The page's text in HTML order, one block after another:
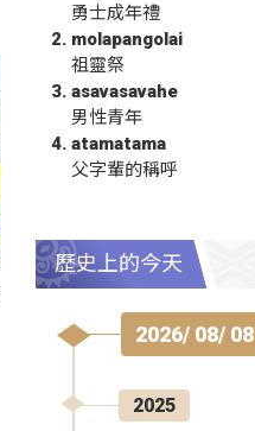
勇士成年禮
molapangolai
祖靈祭
asavasavahe
男性青年
atamatama
父字輩的稱呼
歷史上的今天
2026/ 08/ 08
2025